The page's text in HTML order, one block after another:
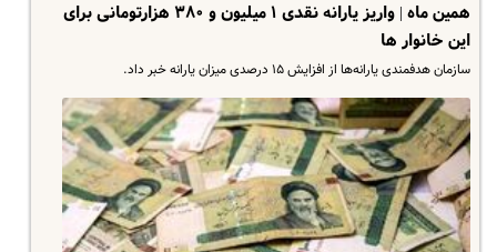
همین ماه | واریز یارانه نقدی ۱ میلیون و ۳۸۰ هزارتومانی برای
این خانوار ها
سازمان هدفمندی یارانه‌ها از افزایش ۱۵ درصدی میزان یارانه خبر داد.